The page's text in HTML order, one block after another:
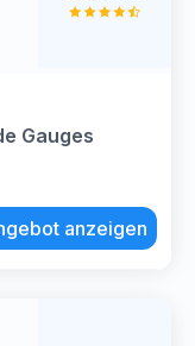
Gauges
anzeigen